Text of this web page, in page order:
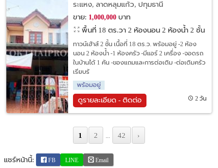
ระแหง, ลาดหลุมแก้ว, ปทุมธานี
ขาย: 1,000,000บาท
พื้นที่ 18 ตร.วา 2 ห้องนอน 2 ห้องน้ำ 2 ชั้น
ทาวน์เฮ้าส์ 2 ชั้น เนื้อที่ 18 ตร.ว. พร้อมอยู่ -2 ห้อง
นอน 2 ห้องน้ำ -1 ห้องครัว -มีแอร์ 2 เครื่อง -จอดรถ
ในบ้านได้ 1 คัน -ของแถมและการต่อเติม -ต่อเติมครัว
เรียบร้
พร้อมอยู่
ดูรายละเอียด - ติดต่อ 2 วัน
1 2 ... 42 ›
แชร์หน้านี้: FB LINE Email